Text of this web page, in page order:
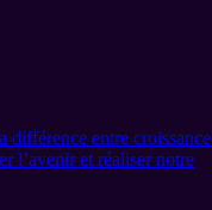
différence entre croissance
l’avenir et réaliser notre